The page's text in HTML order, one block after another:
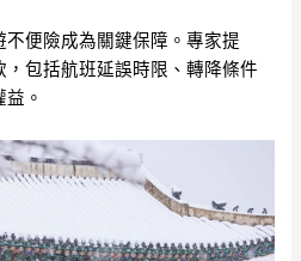
便險成為關鍵保障。專家提
包括航班延誤時限、轉降條件
。